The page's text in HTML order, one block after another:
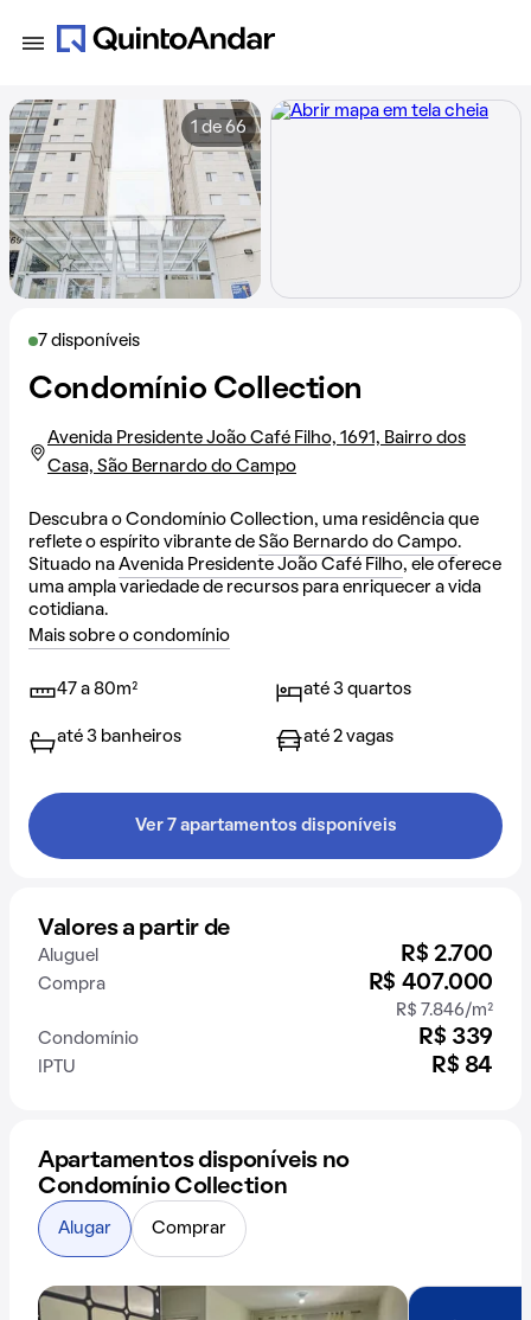
7 disponíveis
Condomínio Collection
Avenida Presidente João Café Filho, 1691, Bairro dos
Casa, São Bernardo do Campo
Descubra o Condomínio Collection, uma residência que
reflete o espírito vibrante de São Bernardo do Campo.
Situado na Avenida Presidente João Café Filho, ele oferece
uma ampla variedade de recursos para enriquecer a vida
cotidiana.
Mais sobre o condomínio
47 a 80m² até 3 quartos
até 3 banheiros até 2 vagas
Ver 7 apartamentos disponíveis
Valores a partir de
Aluguel R$ 2.700
Compra R$ 407.000
R$ 7.846/m²
Condomínio
R$ 339
IPTU R$ 84
1 de 66
Apartamentos disponíveis no
Condomínio Collection
Alugar Comprar